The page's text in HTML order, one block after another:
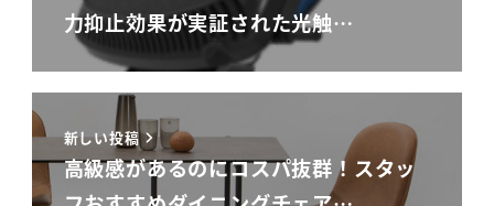
力抑止効果が実証された光触…
新しい投稿
高級感があるのにコスパ抜群！スタッ